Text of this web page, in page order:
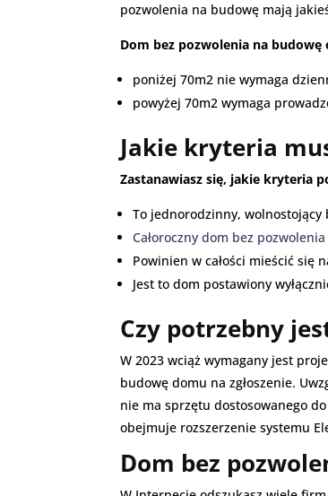
pozwolenia na budowę mają
Dom bez pozwolenia na budowę
poniżej 70m2 nie wymaga
powyżej 70m2 wymaga
Jakie kryteria
Zastanawiasz się, jakie kryteria
To jednorodzinny, wolnostojący
Całoroczny dom bez pozwolenia
Powinien w całości mieścić się
Jest to dom postawiony
Czy potrzebny
W 2023 wciąż wymagany jest
budowę domu na zgłoszenie.
nie ma sprzętu dostosowanego
obejmuje rozszerzenie systemu
Dom bez